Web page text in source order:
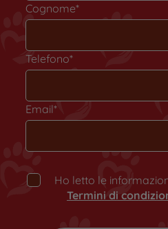
Cognome*
Telefono*
Email*
Ho letto le
Termini di